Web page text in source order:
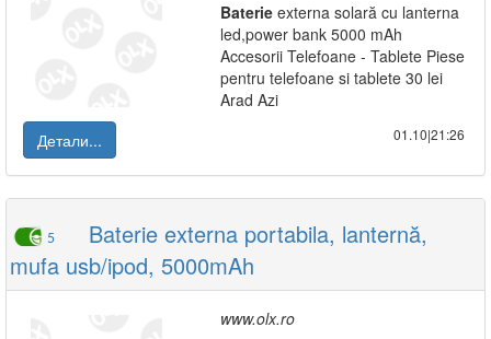
Baterie externa solară cu lanterna
led,power bank 5000 mAh
Accesorii Telefoane - Tablete Piese
pentru telefoane si tablete 30 lei
Arad Azi
Детали...
01.10|21:26
5
Baterie externa portabila, lanternă,
mufa usb/ipod, 5000mAh
www.olx.ro